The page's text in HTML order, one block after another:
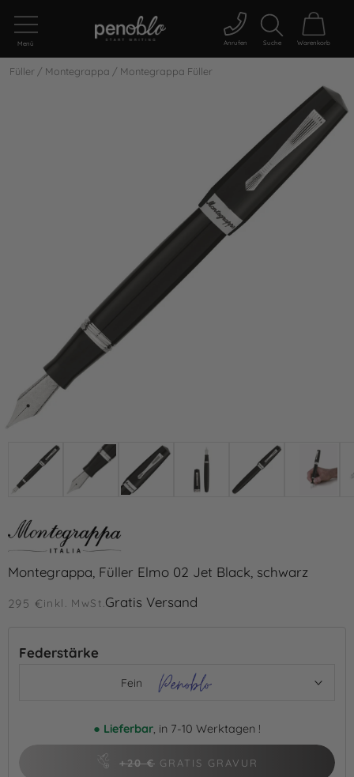
Menü Anrufen Suche Warenkorb
Füller / Montegrappa / Montegrappa Füller
Montegrappa, Füller Elmo 02 Jet Black, schwarz
295 €inkl. MwSt. Gratis Versand
Federstärke
Fein
● Lieferbar, in 7-10 Werktagen !
+20 € GRATIS GRAVUR